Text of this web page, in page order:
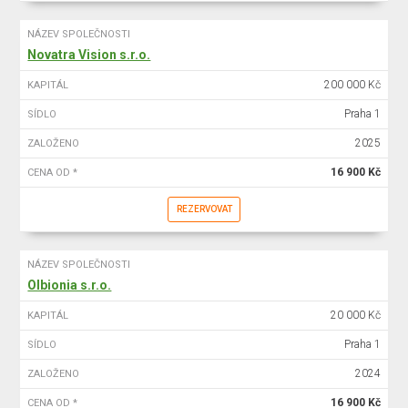
NÁZEV SPOLEČNOSTI
Novatra Vision s.r.o.
KAPITÁL 200 000 Kč
SÍDLO Praha 1
ZALOŽENO 2025
CENA OD * 16 900 Kč
REZERVOVAT
NÁZEV SPOLEČNOSTI
Olbionia s.r.o.
KAPITÁL 20 000 Kč
SÍDLO Praha 1
ZALOŽENO 2024
CENA OD * 16 900 Kč